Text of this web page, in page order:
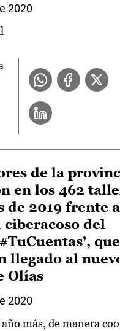
2020
de la
en los 462
de 2019 frente
ciberacoso del
llegado al
Olías
2020
más, de manera